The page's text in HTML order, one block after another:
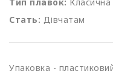
Стать: Дівчатам
Упаковка -